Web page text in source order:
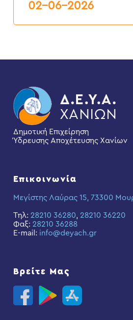
202602-06-2026
Δημοτική Επιχείρηση
Ύδρευσης Αποχέτευσης Χανίων
Επικοινωνία
Μεγίστης Λαύρας 15, 73300
Τηλ: 28210 36280, 28210 36220
Φαξ: 28210 36288
E-mail: info@deyach.gr
Βρείτε Μας